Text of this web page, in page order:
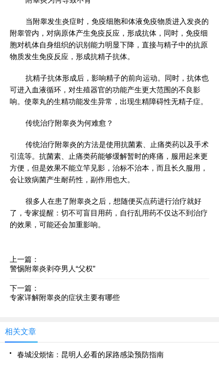
当附睾发生炎症时，免疫细胞和体液免疫物质进入发炎的
附睾管内，对病原体产生免疫反应，形成抗体，同时，免疫细
胞对机体自身组织的识别能力明显下降，直接与精子中的抗原
物质发生免疫反应，形成抗精子抗体。
抗精子抗体形成后，影响精子的前向运动。同时，抗体也
可进入血液循环，对生殖器官的功能产生更大范围的不良影
响。使睾丸的生精功能发生异常，出现生精障碍性无精子症。
传统治疗附睾炎为何难愈？
传统治疗附睾炎的方法是使用抗菌素、止痛类药以及手术
引流等。抗菌素、止痛类药能够缓解暂时的疼痛，服用起来更
方便，但是效果不能立竿见影，治标不治本，而且长久服用，
会让致病菌产生耐药性，副作用也大。
很多人在患了附睾炎之后，想随便买点药进行治疗就好
了，专家提醒：切不可盲目用药，自行乱用药不仅达不到治疗
的效果，可能还会加重影响。
上一篇：
警惕附睾炎剥夺男人“父权”
下一篇：
专家详解附睾炎的症状主要有哪些
相关文章
春城没烦恼：昆明人必看的尿路感染预防指南